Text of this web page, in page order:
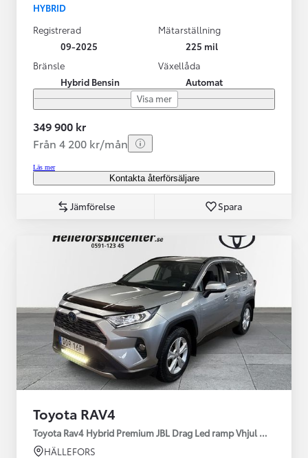
HYBRID
Registrerad
09-2025
Mätarställning
225 mil
Bränsle
Hybrid Bensin
Växellåda
Automat
Visa mer
349 900 kr
Från 4 200 kr/mån
Läs mer
Kontakta återförsäljare
Jämförelse Spara
Toyota RAV4
Toyota Rav4 Hybrid Premium JBL Drag Led ramp Vhjul motorv
HÄLLEFORS